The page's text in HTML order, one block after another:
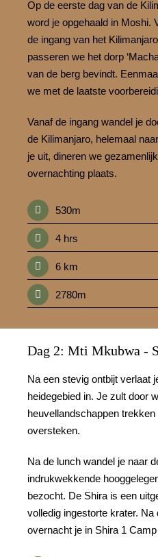
Op de eerste dag van de
word je opgehaald in Moshi.
de ingang van het
passeren we het dorp
van de berg bevindt.
we met de laatste
Vanaf de ingang wandel je
de Kilimanjaro, helemaal
je uit, dineren we
overnachting plaats.
530m
4 hrs
6 km
2780m
Dag 2: Mti Mkubwa -
Na een stevig ontbijt verlaat
heidegebied in. Je zult door
heuvellandschappen
oversteken.
Na de lunch wandel je naar
indrukwekkende
bezocht. De Shira is een
volledig ingestorte krater. Na
overnacht je in Shira 1